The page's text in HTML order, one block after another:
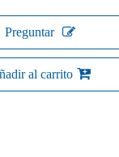
Preguntar
al carrito